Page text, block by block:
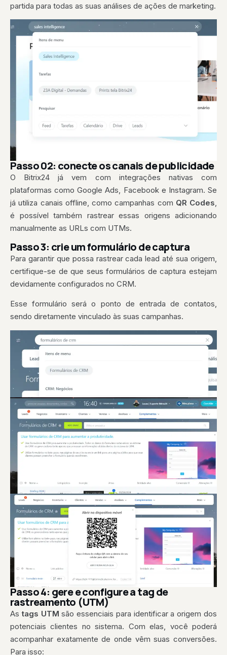
partida para todas as suas análises de ações de marketing.
Passo 02: conecte os canais de publicidade
O Bitrix24 já vem com integrações nativas com
plataformas como Google Ads, Facebook e Instagram. Se
já utiliza canais offline, como campanhas com QR Codes,
é possível também rastrear essas origens adicionando
manualmente as URLs com UTMs.
Passo 3: crie um formulário de captura
Para garantir que possa rastrear cada lead até sua origem,
certifique-se de que seus formulários de captura estejam
devidamente configurados no CRM.
Esse formulário será o ponto de entrada de contatos,
sendo diretamente vinculado às suas campanhas.
Passo 4: gere e configure a tag de
rastreamento (UTM)
Astags UTM são essenciais para identificar a origem dos
potenciais clientes no sistema. Com elas, você poderá
acompanhar exatamente de onde vêm suas conversões.
Para isso: